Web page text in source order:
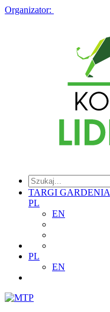
Organizator:
TARGI GARDENIA
PL
EN
PL
EN